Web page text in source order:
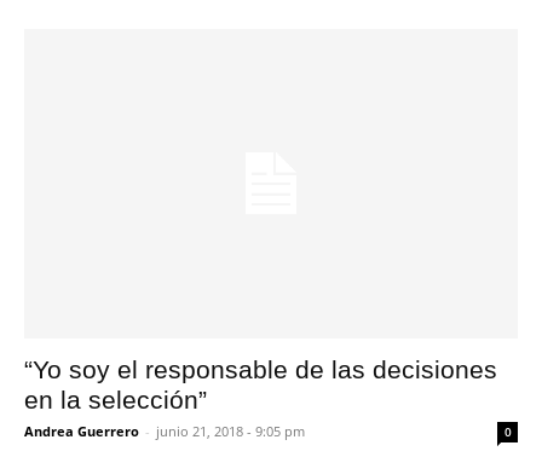
“Yo soy el responsable de las decisiones
en la selección”
Andrea Guerrero - junio 21, 2018 - 9:05 pm 0